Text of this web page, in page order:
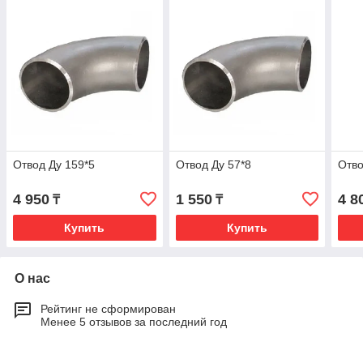
Отвод Ду 159*5
4 950 ₸
Купить
Отвод Ду 57*8
1 550₸
Купить
4
О нас
Рейтинг не сформирован
Менее 5 отзывов за последний год